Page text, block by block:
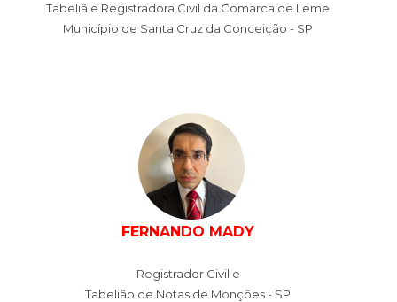
Tabeliã e Registradora Civil da Comarca de Leme
Município de Santa Cruz da Conceição - SP
FERNANDO MADY
Registrador Civil e
Tabelião de Notas de Monções - SP